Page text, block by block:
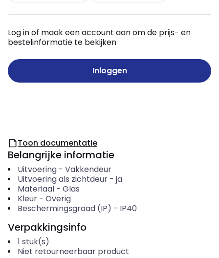
Log in of maak een account aan om de prijs- en
bestelinformatie te bekijken
Inloggen
Toon documentatie
Belangrijke informatie
Uitvoering- Vakkendeur
Uitvoering als zichtdeur- ja
Materiaal- Glas
Kleur- Overig
Beschermingsgraad (IP) - IP40
Verpakkingsinfo
1 stuk(s)
Niet retourneerbaar product